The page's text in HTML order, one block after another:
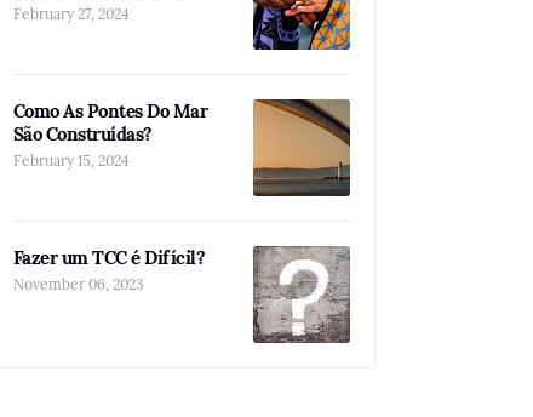
February 27, 2024
Como As Pontes Do Mar
São Construídas?
February 15, 2024
Fazer um TCC é Difícil?
November 06, 2023